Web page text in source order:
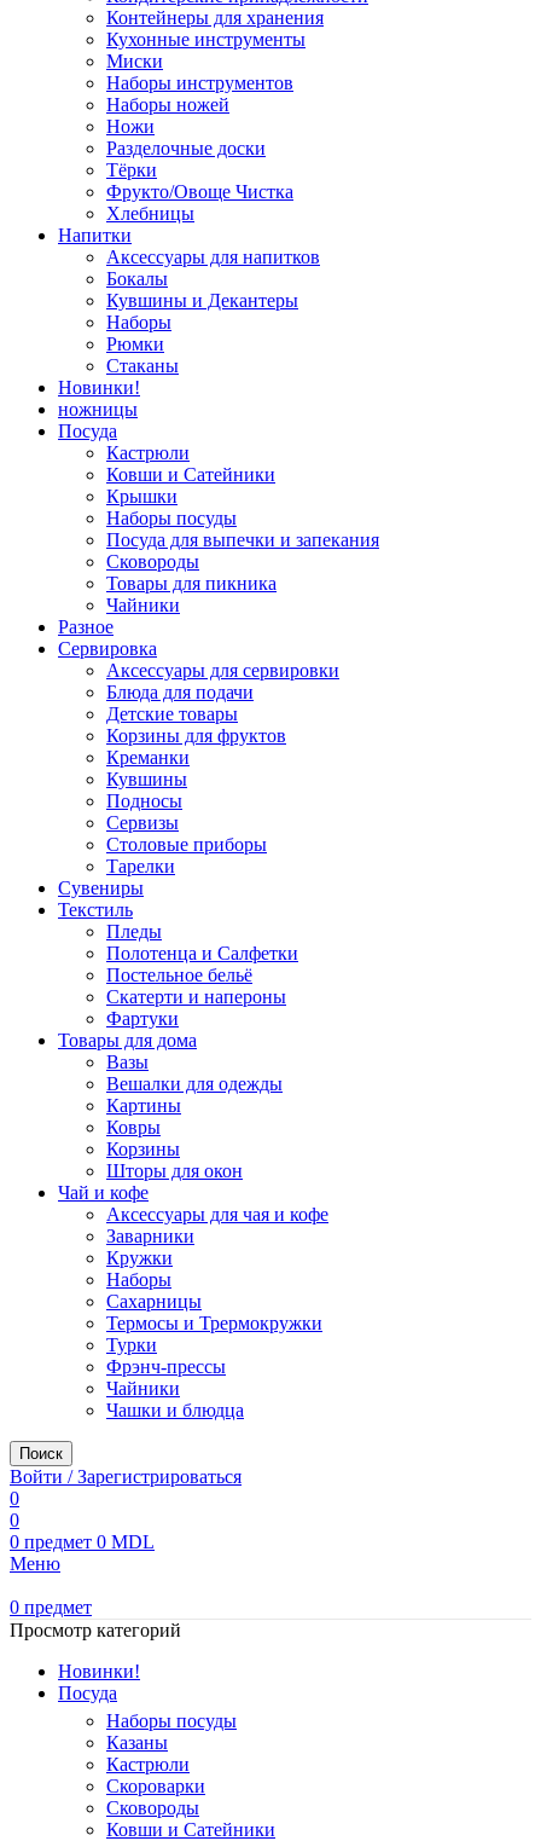
Контейнеры для хранения
Кухонные инструменты
Миски
Наборы инструментов
Наборы ножей
Ножи
Разделочные доски
Тёрки
Фрукто/Овоще Чистка
Хлебницы
Напитки
Аксессуары для напитков
Бокалы
Кувшины и Декантеры
Наборы
Рюмки
Стаканы
Новинки!
ножницы
Посуда
Кастрюли
Ковши и Сатейники
Крышки
Наборы посуды
Посуда для выпечки и запекания
Сковороды
Товары для пикника
Чайники
Разное
Сервировка
Аксессуары для сервировки
Блюда для подачи
Детские товары
Корзины для фруктов
Креманки
Кувшины
Подносы
Сервизы
Столовые приборы
Тарелки
Сувениры
Текстиль
Пледы
Полотенца и Салфетки
Постельное бельё
Скатерти и напероны
Фартуки
Товары для дома
Вазы
Вешалки для одежды
Картины
Ковры
Корзины
Шторы для окон
Чай и кофе
Аксессуары для чая и кофе
Заварники
Кружки
Наборы
Сахарницы
Термосы и Трермокружки
Турки
Фрэнч-прессы
Чайники
Чашки и блюдца
Поиск
Войти / Зарегистрироваться
0
0
0 предмет 0 MDL
Меню
0 предмет
Просмотр категорий
Новинки!
Посуда
Наборы посуды
Казаны
Кастрюли
Скороварки
Сковороды
Ковши и Сатейники